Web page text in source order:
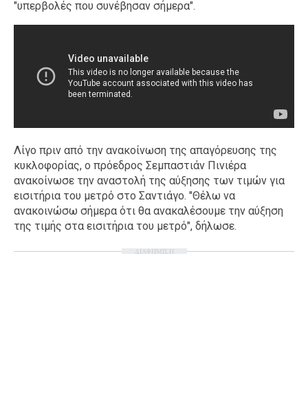
"υπερβολές που συνέβησαν σήμερα".
Λίγο πριν από την ανακοίνωση της απαγόρευσης της
κυκλοφορίας, ο πρόεδρος Σεμπαστιάν Πινιέρα
ανακοίνωσε την αναστολή της αύξησης των τιμών για
εισιτήρια του μετρό στο Σαντιάγο. "Θέλω να
ανακοινώσω σήμερα ότι θα ανακαλέσουμε την αύξηση
της τιμής στα εισιτήρια του μετρό", δήλωσε.
ΔΙΑΦΗΜΙΣΗ